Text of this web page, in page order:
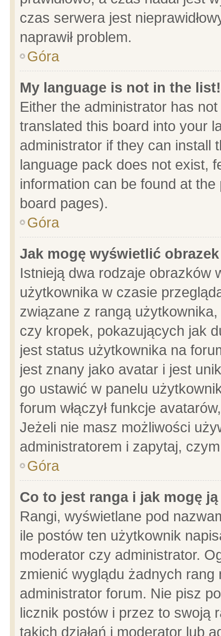
czas serwera jest
naprawił problem.
Góra
My language is not in the list!
Either the administrator has
translated this board into your
administrator if they can install
language pack does not exist,
information can be found at
board pages).
Góra
Jak mogę wyświetlić
Istnieją dwa rodzaje obrazków
użytkownika w czasie
związane z rangą
czy kropek, pokazujących jak
jest status użytkownika na
jest znany jako avatar i jest
go ustawić w panelu
forum włączył funkcje
Jeżeli nie masz możliwości
administratorem i zapytaj,
Góra
Co to jest ranga i jak mogę
Rangi, wyświetlane pod
ile postów ten użytkownik
moderator czy administrator.
zmienić wyglądu żadnych
administrator forum. Nie pisz
licznik postów i przez to swoją
takich działań i moderator lub